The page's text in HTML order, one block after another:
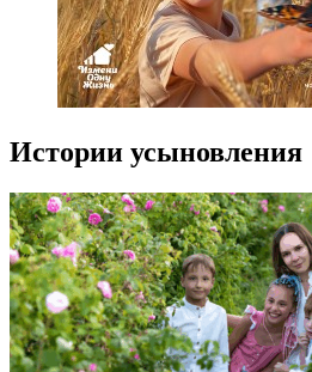
Истории усыновления